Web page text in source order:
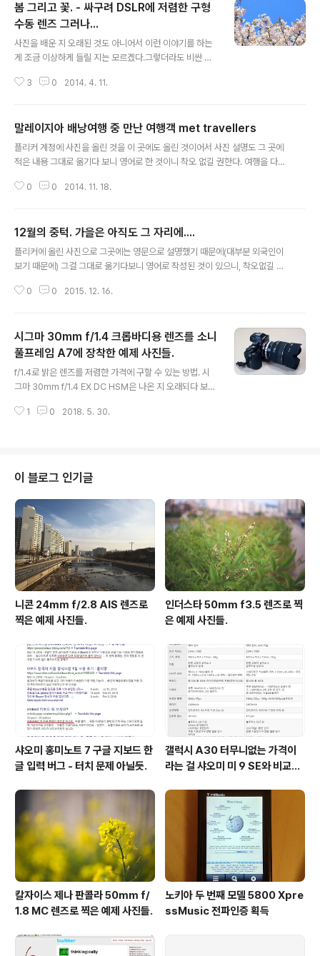
봄 그리고 꽃. - 싸구려 DSLR에 저렴한 구형
수동 렌즈 그러나...
사진을 배운 지 오래된 것도 아니어서 이런 이야기를 하는
게 조금 이상하게 들릴 지는 모르겠다.그렇더라도 비싼 카
을 하는 것 같아서 아직 부족한 사진이지만, 올려본다. 현재
도 질문에 대한 답을 꾸준히 하고 있다.) 사진은 여기가 아
닌 플리커라는 해외 사진 커뮤니티 사이트에만 올리고 있
으니, 착오 없길 권한다. 2년전쯤 번들 렌즈를 포함한 니콘
은 니콘 D70이 10만원 수준으로 번들 렌즈까지 빼면, 10
3 0 2014. 4. 11.
말레이지아 배낭여행 중 만난 여행객 met travellers
플리커 계정에 사진을 올린 것을 이 곳에도 올린 것이어서 사진 설명도 그 곳에
적은 내용 그대로 옮기다 보니 영어로 한 것이니 착오 없길 권한다. 여행을 다니
과 이야기를 나누진 않는다. 물론 지금은 내성적인 성격이어서라기 보다는 여행
그래서 사람과 거리를 두다 보니 친해질 기회를 놓친 것이라고 할 수 있다. 그래
도 아래에 소개된 사진과 몇몇 다른 여행객은 꽤 많은 시간 동안 이야기를 나어
서 서로를 조금은 알게 되었는데, (물론 그렇다고 남의 사생활에 대해서는 묻지
0 0 2014. 11. 18.
12월의 중턱. 가을은 아직도 그 자리에....
플리커에 올린 사진으로 그곳에는 영문으로 설명했기 때문에(대부분 외국인이
보기 때문에) 그걸 그대로 옮기다보니 영어로 작성된 것이 있으니, 착오없길 권
ember but Winter hasn't arrived yet. We are still not that much wo
A7 미러리스에 어댑터를 사용해 캐논 Canon FD 50mm f1.4 구형 수동 렌즈
를 사용했다. 저녁이고, 보케(배경 날림)을 돋보이게 하기 위..
0 0 2015. 12. 16.
시그마 30mm f/1.4 크롭바디용 렌즈를 소니
풀프레임 A7에 장착한 예제 사진들.
f/1.4로 밝은 렌즈를 저렴한 가격에 구할 수 있는 방법. 시
그마 30mm f/1.4 EX DC HSM은 나온 지 오래되다 보
성 품에 따라 가격 차이는 있지만, 대체로 니콘마운트라면
되는 듯 하다. 중고여서 가격이 천차만별일 수 있으나, 렌즈
시세는 그렇게 많은 차이를 보이지는 않는다. 또 다르게 f1.
4렌즈를 구하는 방법은 타쿠마 50mm f1.4, 니콘/캐논의
50mm f1.4를 구하게 되면, 시그마보다는 약간 싸게 구할
수 있다. 수동 제품은 10만원 약간 ..
1 0 2018. 5. 30.
이 블로그 인기글
니콘 24mm f/2.8 AIS 렌즈로
찍은 예제 사진들.
인더스타 50mm f3.5 렌즈로 찍
은 예제 사진들.
샤오미 홍미노트 7 구글 지보드 한
글 입력 버그 - 터치 문제 아닐듯.
갤럭시 A30 터무니없는 가격이
라는 걸 샤오미 미 9 SE와 비교해
칼자이스 제나 판콜라 50mm f/
1.8 MC 렌즈로 찍은 예제 사진들.
노키아 두 번째 모델 5800 Xpre
ssMusic 전파인증 획득